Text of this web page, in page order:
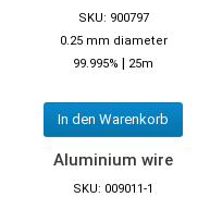
SKU: 900797
0.25 mm diameter
99.995% | 25m
In den Warenkorb
Aluminium wire
SKU: 009011-1